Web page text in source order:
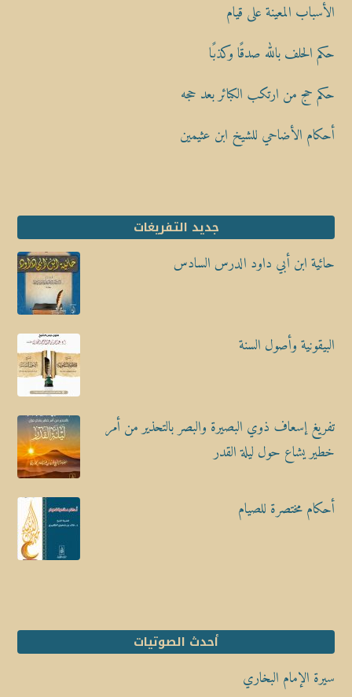
الأسباب المعينة على قيام
حكم الحلف بالله صدقًا وكذبًا
حكم حج من ارتكب الكبائر بعد حجه
أحكام الأضاحي للشيخ ابن عثيمين
جديد التفريغات
حائية ابن أبي داود الدرس السادس
البيقونية وأصول السنة
تفريغ إسعاف ذوي البصيرة والبصر بالتحذير من أمر
خطير يشاع حول ليلة القدر
أحكام مختصرة للصيام
أحدث الصوتيات
سيرة الإمام البخاري